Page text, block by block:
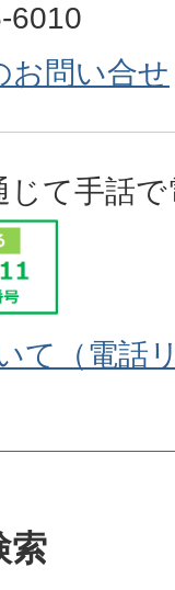
6010
お問い合せ
て手話
て（電話
索